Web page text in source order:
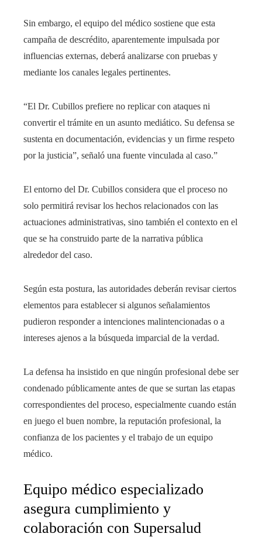
Sin embargo, el equipo del médico sostiene que esta
campaña de descrédito, aparentemente impulsada por
influencias externas, deberá analizarse con pruebas y
mediante los canales legales pertinentes.
“El Dr. Cubillos prefiere no replicar con ataques ni
convertir el trámite en un asunto mediático. Su defensa se
sustenta en documentación, evidencias y un firme respeto
por la justicia”, señaló una fuente vinculada al caso.”
El entorno del Dr. Cubillos considera que el proceso no
solo permitirá revisar los hechos relacionados con las
actuaciones administrativas, sino también el contexto en el
que se ha construido parte de la narrativa pública
alrededor del caso.
Según esta postura, las autoridades deberán revisar ciertos
elementos para establecer si algunos señalamientos
pudieron responder a intenciones malintencionadas o a
intereses ajenos a la búsqueda imparcial de la verdad.
La defensa ha insistido en que ningún profesional debe ser
condenado públicamente antes de que se surtan las etapas
correspondientes del proceso, especialmente cuando están
en juego el buen nombre, la reputación profesional, la
confianza de los pacientes y el trabajo de un equipo
médico.
Equipo médico especializado
asegura cumplimiento y
colaboración con Supersalud